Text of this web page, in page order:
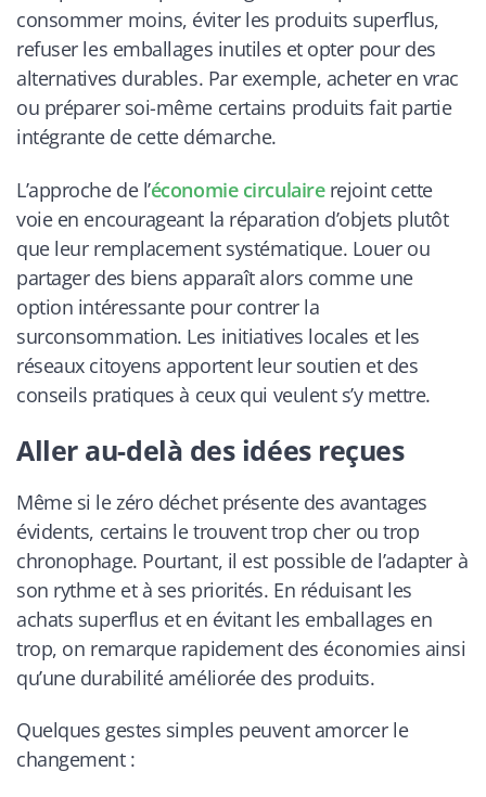
consommer moins, éviter les produits superflus,
refuser les emballages inutiles et opter pour des
alternatives durables. Par exemple, acheter en vrac
ou préparer soi-même certains produits fait partie
intégrante de cette démarche.
L’approche de l’économie circulairerejoint cette
voie en encourageant la réparation d’objets plutôt
que leur remplacement systématique. Louer ou
partager des biens apparaît alors comme une
option intéressante pour contrer la
surconsommation. Les initiatives locales et les
réseaux citoyens apportent leur soutien et des
conseils pratiques à ceux qui veulent s’y mettre.
Aller au-delà des idées reçues
Même si le zéro déchet présente des avantages
évidents, certains le trouvent trop cher ou trop
chronophage. Pourtant, il est possible de l’adapter à
son rythme et à ses priorités. En réduisant les
achats superflus et en évitant les emballages en
trop, on remarque rapidement des économies ainsi
qu’une durabilité améliorée des produits.
Quelques gestes simples peuvent amorcer le
changement :